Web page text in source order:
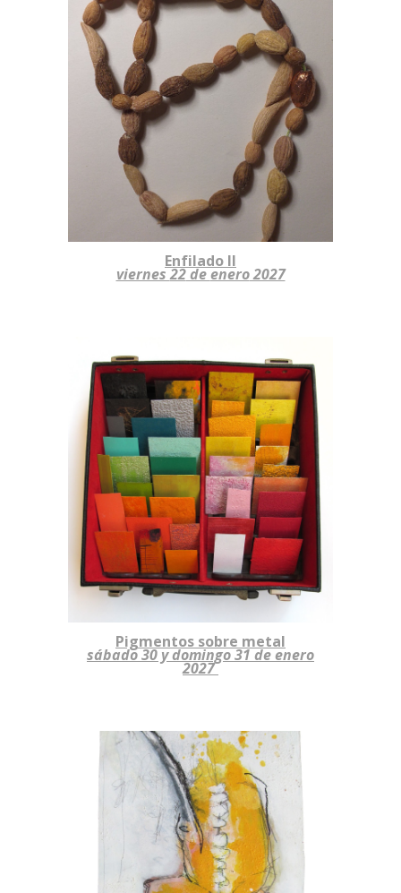
Enfilado II
viernes22deenero2027
Pigmentos sobre metal
sábado30y domingo31deenero
2027